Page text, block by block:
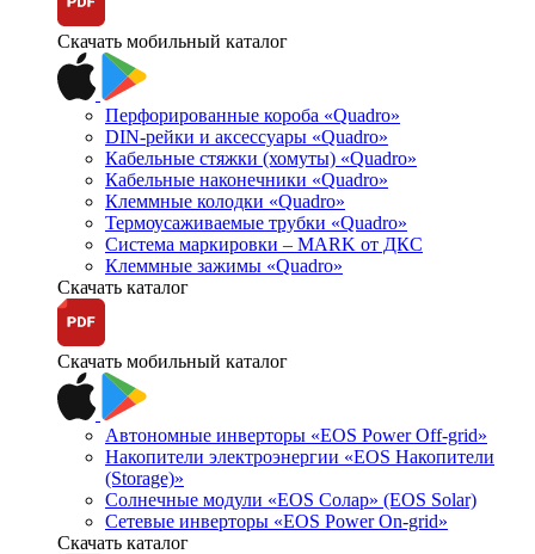
Скачать мобильный каталог
Перфорированные короба «Quadro»
DIN-рейки и аксессуары «Quadro»
Кабельные стяжки (хомуты) «Quadro»
Кабельные наконечники «Quadro»
Клеммные колодки «Quadro»
Термоусаживаемые трубки «Quadro»
Система маркировки – MARK от ДКС
Клеммные зажимы «Quadro»
Скачать каталог
Скачать мобильный каталог
Автономные инверторы «EOS Power Off-grid»
Накопители электроэнергии «EOS Накопители
(Storage)»
Солнечные модули «EOS Солар» (EOS Solar)
Сетевые инверторы «EOS Power On-grid»
Скачать каталог